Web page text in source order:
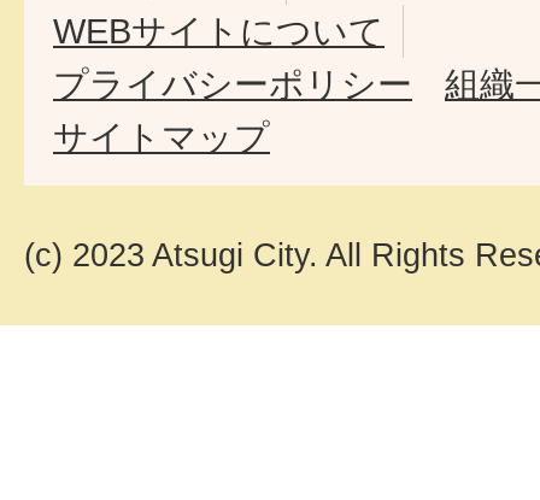
WEBサイトについて
プライバシーポリシー
組織
サイトマップ
(c) 2023 Atsugi City. All Rights